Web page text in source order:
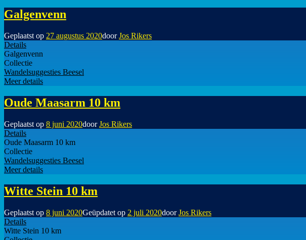
Galgenvenn
Geplaatst op 27 augustus 2020doorJos Rikers
Details
Galgenvenn
Collectie
Wandelsuggesties Beesel
Meer details
Oude Maasarm 10 km
Geplaatst op 8 juni 2020doorJos Rikers
Details
Oude Maasarm 10 km
Collectie
Wandelsuggesties Beesel
Meer details
Witte Stein 10 km
Geplaatst op 8 juni 2020Geüpdatet op 2 juli 2020doorJos Rikers
Details
Witte Stein 10 km